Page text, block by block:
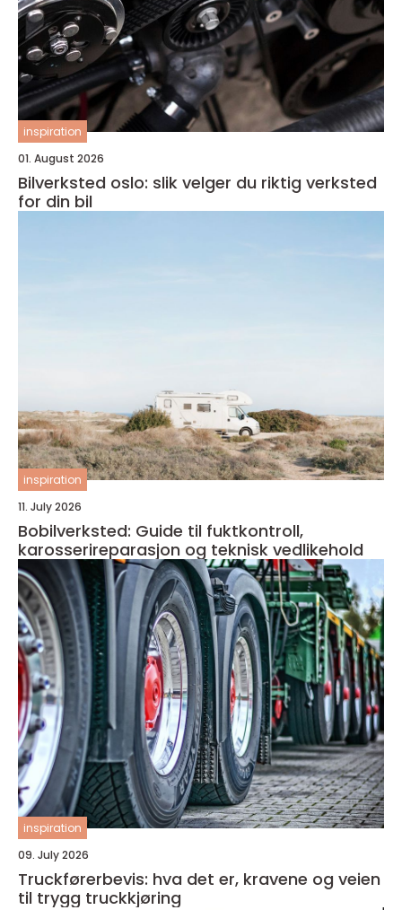
inspiration
01. August 2026
Bilverksted oslo: slik velger du riktig verksted
for din bil
inspiration
11. July 2026
Bobilverksted: Guide til fuktkontroll,
karosserireparasjon og teknisk vedlikehold
inspiration
09. July 2026
Truckførerbevis: hva det er, kravene og veien
til trygg truckkjøring